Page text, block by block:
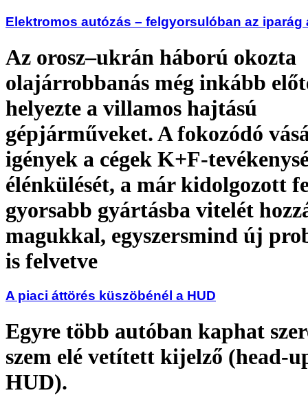
Elektromos autózás – felgyorsulóban az iparág
Az orosz–ukrán háború okozta
olajárrobbanás még inkább
helyezte a villamos hajtású
gépjárműveket. A fokozódó
igények a cégek K+F-
élénkülését, a már kidolgozott
gyorsabb gyártásba vitelét
magukkal, egyszersmind új
is felvetve
A piaci áttörés küszöbénél a HUD
Egyre több autóban kaphat
szem elé vetített kijelző (head-
HUD).